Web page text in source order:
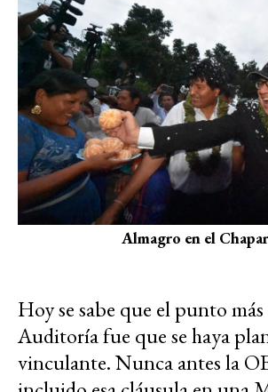
Almagro en el
Hoy se sabe que el punto
Auditoría fue que se haya
vinculante. Nunca antes la